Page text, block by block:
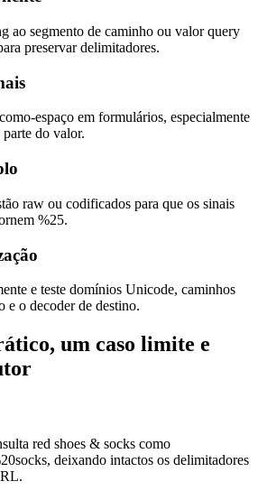
ao segmento de caminho ou valor query
preservar delimitadores.
espaço em formulários, especialmente
do valor.
raw ou codificados para que os sinais
%25.
e teste domínios Unicode, caminhos
e o decoder de destino.
um caso limite e
red shoes & socks como
deixando intactos os delimitadores